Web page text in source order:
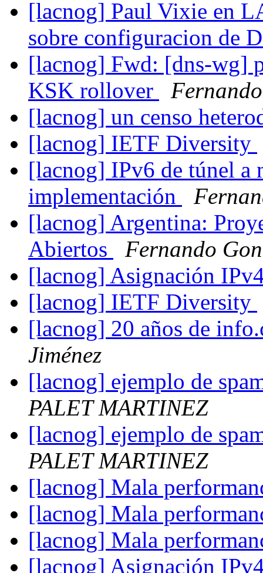
[lacnog] Paul Vixie en
sobre configuracion de
[lacnog] Fwd: [dns-wg]
KSK rollover
[lacnog] un censo
[lacnog] IETF Diversity
[lacnog] IPv6 de túnel a
implementación
[lacnog] Argentina:
Abiertos
Fernando
[lacnog] Asignación
[lacnog] IETF Diversity
[lacnog] 20 años de
Jiménez
[lacnog] ejemplo de
PALET MARTINEZ
[lacnog] ejemplo de
PALET MARTINEZ
[lacnog] Mala
[lacnog] Mala
[lacnog] Mala
[lacnog] Asignación